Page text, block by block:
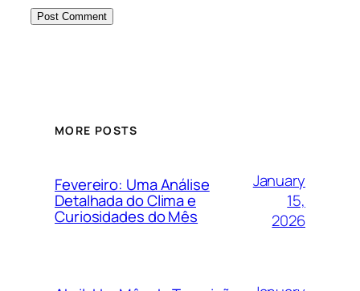
MORE POSTS
Fevereiro: Uma Análise
Detalhada do Clima e
Curiosidades do Mês
January
15,
2026